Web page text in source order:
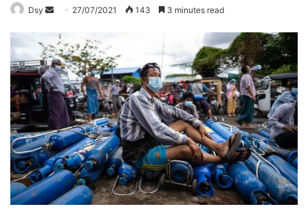
Dsy
Send
email
27/07/2021 143 3 minutes read